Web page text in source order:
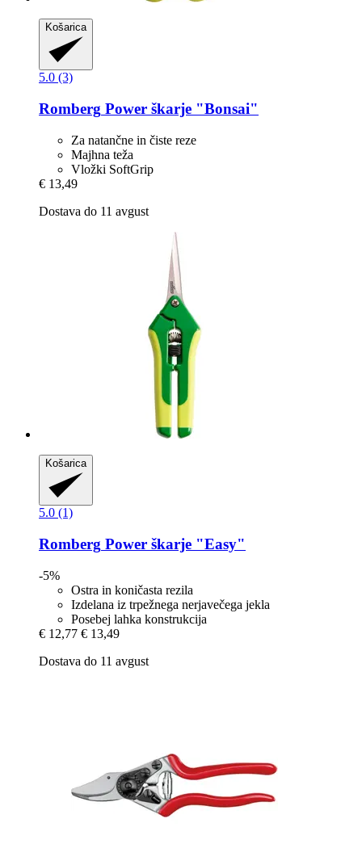
Košarica
5.0 (3)
Romberg Power škarje "Bonsai"
Za natančne in čiste reze
Majhna teža
Vložki SoftGrip
€ 13,49
Dostava do 11 avgust
Košarica
5.0 (1)
Romberg Power škarje "Easy"
-5%
Ostra in koničasta rezila
Izdelana iz trpežnega nerjavečega jekla
Posebej lahka konstrukcija
€ 12,77 € 13,49
Dostava do 11 avgust